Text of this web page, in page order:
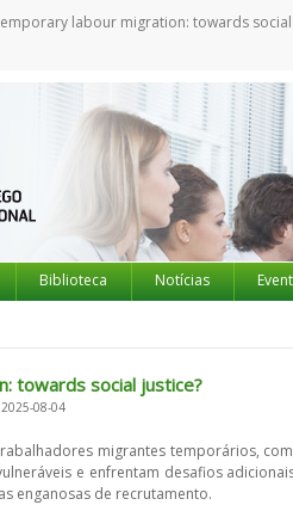
labour migration: towards social
Biblioteca Notícias
towards social justice?
08-04
migrantes temporários,
e enfrentam desafios
enganosas de recrutamento.